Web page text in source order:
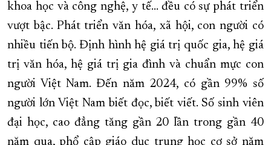
khoa học và công nghệ, y tế... đều có sự phát triển
vượt bậc. Phát triển văn hóa, xã hội, con người có
nhiều tiến bộ. Định hình hệ giá trị quốc gia, hệ giá
trị văn hóa, hệ giá trị gia đình và chuẩn mực con
người Việt Nam. Đến năm 2024, có gần 99% số
người lớn Việt Nam biết đọc, biết viết. Số sinh viên
đại học, cao đẳng tăng gần 20 lần trong gần 40
năm qua, phổ cập giáo dục trung học cơ sở năm